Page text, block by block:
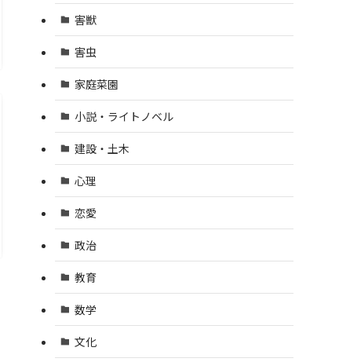
害獣
害虫
家庭菜園
小説・ライトノベル
建設・土木
心理
恋愛
政治
教育
数学
文化